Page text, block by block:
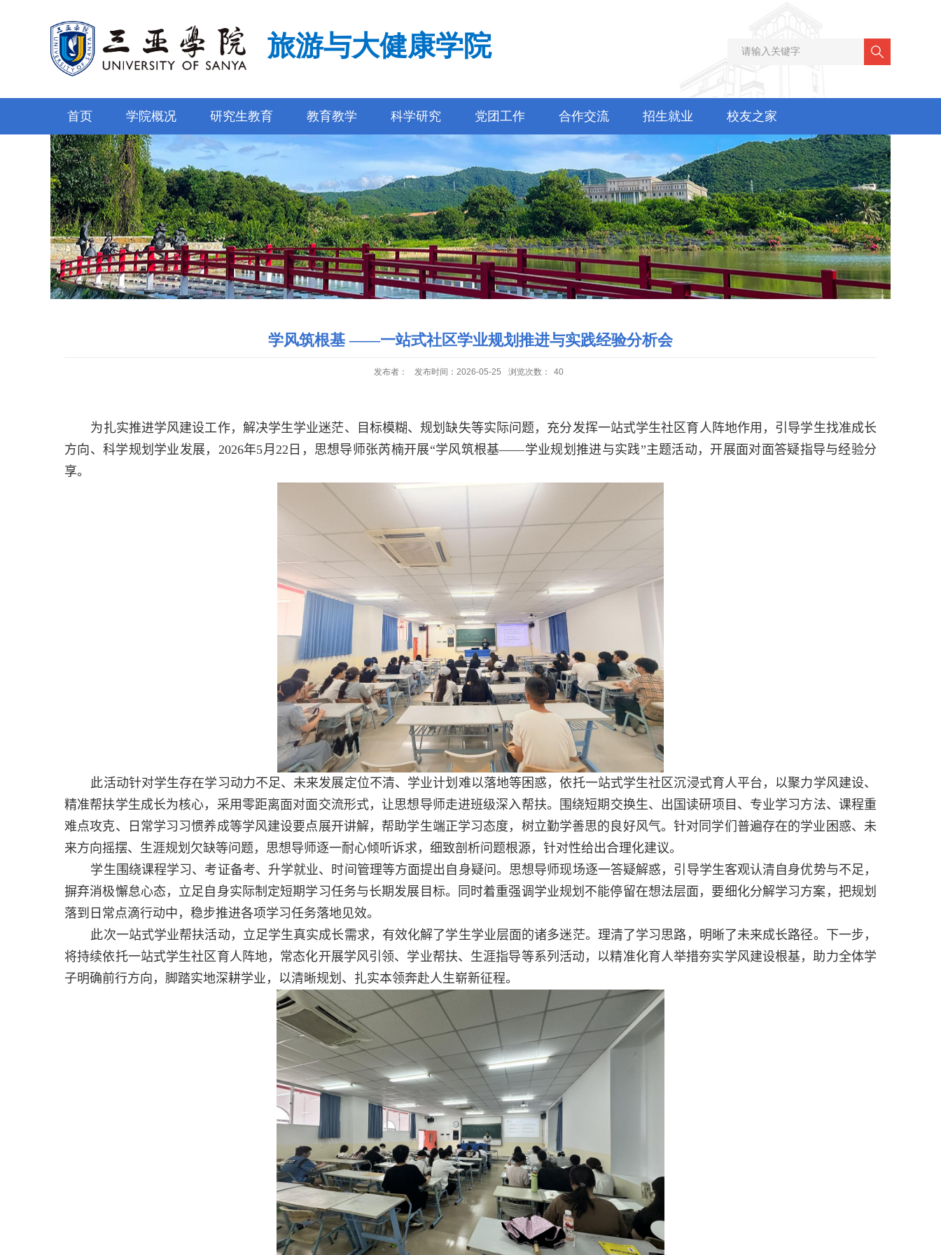
旅游与大健康学院
首页 学院概况 研究生教育 教育教学 科学研究 党团工作 合作交流 招生就业 校友之家
学风筑根基 ——一站式社区学业规划推进与实践经验分析会
发布者： 发布时间：2026-05-25 浏览次数： 40
为扎实推进学风建设工作，解决学生学业迷茫、目标模糊、规划缺失等实际问题，充分发挥一站式学生社区育人阵地作用，引导学生找准成长
方向、科学规划学业发展， 2026年5月 22 日 ， 思想导师张芮楠开展“学风筑根基——学业规划推进与实践”主题活动 ， 开展面对面答疑指导与经验分
享。
此活动针对学生存在学习动力不足、未来发展定位不清、学业计划难以落地等困惑 ，依托一站式学生社区沉浸式育人平台，以聚力学风建设、
精准帮扶学生成长为核心，采用零距离面对面交流形式，让思想导师走进班级深入帮扶。围绕短期交换生、出国读研项目、 专业学习方法、课程重
难点攻克、日常学习习惯养成等学风建设要点展开讲解，帮助学生端正学习态度，树立勤学善思的良好风气。针对同学们普遍存在的学业困惑、未
来方向摇摆、生涯规划欠缺等问题， 思想导师逐一耐心倾听诉求，细致剖析问题根源，针对性给出合理化建议。
学生 围绕课程学习、考证备考、升学就业、时间管理等方面提出自身疑问。 思想导师现场逐一答疑解惑，引导学生客观认清自身优势与不足，
摒弃消极懈怠心态，立足自身实际制定短期学习任务与长期发展目标。同时着重强调学业规划不能停留在想法层面，要细化分解学习方案，把规划
落到日常点滴行动中，稳步推进各项学习任务落地见效。
此次一站式学业帮扶活动，立足学生真实成长需求，有效化解了学生学业层面的诸多迷茫。理清了学习思路，明晰了未来成长路径。
下一步，
将持续依托一站式学生社区育人阵地，常态化开展学风引领、学业帮扶、生涯指导等系列活动，以精准化育人举措夯实学风建设根基，助力全体学
子明确前行方向，脚踏实地深耕学业，以清晰规划、扎实本领奔赴人生崭新征程。